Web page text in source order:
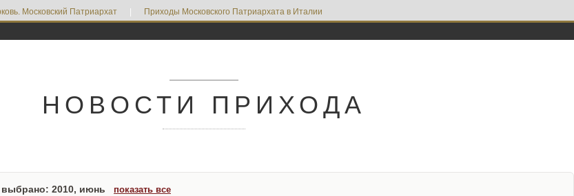
Московский Патриархат Приходы Московского Патриархата в Италии
НОВОСТИ ПРИХОДА
2010, июнь показать все